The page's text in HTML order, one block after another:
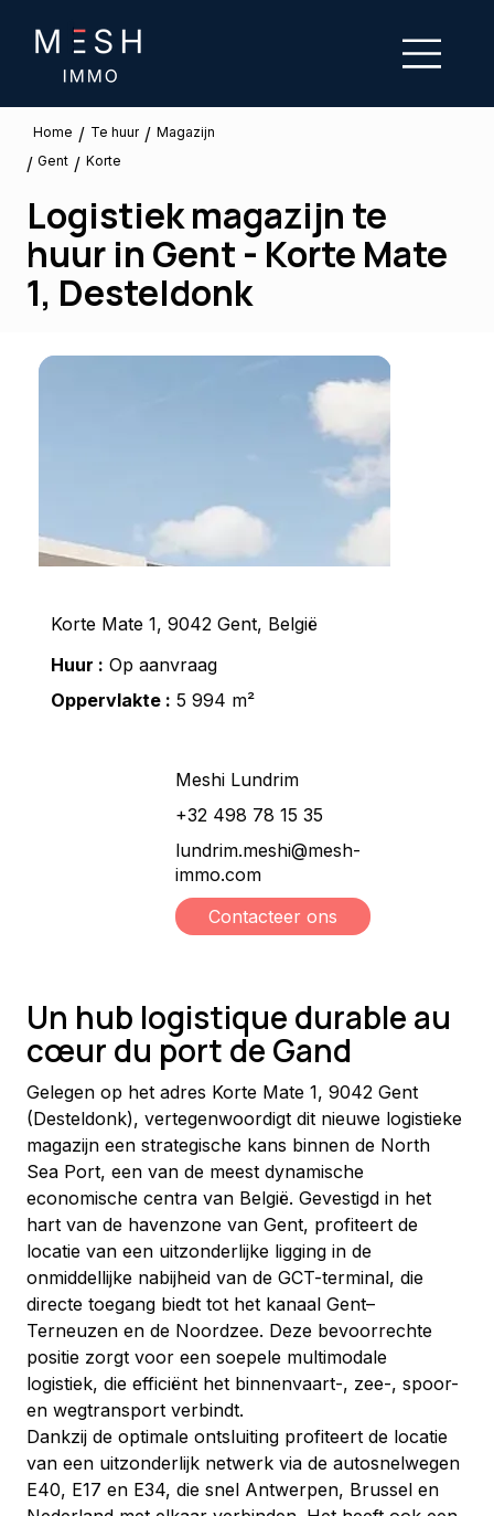
Home / Te huur / Magazijn
/ Gent / Korte
Logistiek magazijn te
huur in Gent - Korte Mate
1, Desteldonk
Korte Mate 1, 9042 Gent, België
Huur : Op aanvraag
Oppervlakte : 5 994 m²
Meshi Lundrim
+32 498 78 15 35
lundrim.meshi@mesh-
immo.com
Contacteer ons
Un hub logistique durable au
cœur du port de Gand
Gelegen op het adres Korte Mate 1, 9042 Gent
(Desteldonk), vertegenwoordigt dit nieuwe logistieke
magazijn een strategische kans binnen de North
Sea Port, een van de meest dynamische
economische centra van België. Gevestigd in het
hart van de havenzone van Gent, profiteert de
locatie van een uitzonderlijke ligging in de
onmiddellijke nabijheid van de GCT-terminal, die
directe toegang biedt tot het kanaal Gent–
Terneuzen en de Noordzee. Deze bevoorrechte
positie zorgt voor een soepele multimodale
logistiek, die efficiënt het binnenvaart-, zee-, spoor-
en wegtransport verbindt.
Dankzij de optimale ontsluiting profiteert de locatie
van een uitzonderlijk netwerk via de autosnelwegen
E40, E17 en E34, die snel Antwerpen, Brussel en